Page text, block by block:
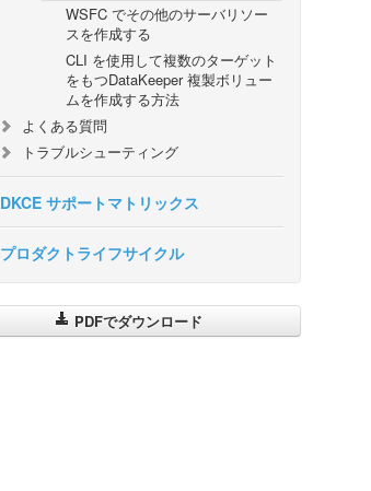
WSFC でその他のサーバリソー
スを作成する
CLI を使用して複数のターゲット
をもつDataKeeper 複製ボリュー
ムを作成する方法
よくある質問
トラブルシューティング
DKCE サポートマトリックス
プロダクトライフサイクル
PDFでダウンロード